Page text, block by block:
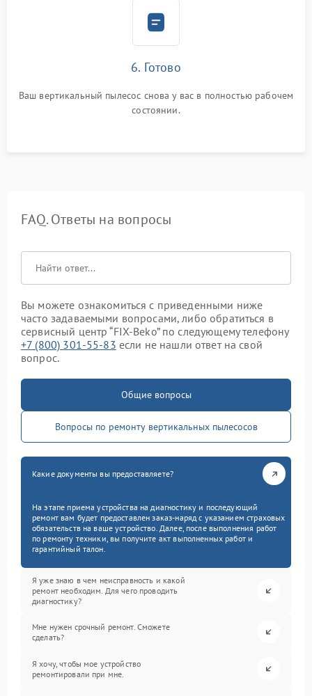
6. Готово
Ваш вертикальный пылесос снова у вас в полностью рабочем
состоянии.
FAQ. Ответы на вопросы
Вы можете ознакомиться с приведенными ниже
часто задаваемыми вопросами, либо обратиться в
сервисный центр “FIX-Beko” по следующему телефону
+7 (800) 301-55-83 если не нашли ответ на свой
вопрос.
Общие вопросы
Вопросы по ремонту вертикальных пылесосов
Какие документы вы предоставляете?
На этапе приема устройства на диагностику и последующий
ремонт вам будет предоставлен заказ-наряд с указанием страховых
обязательств на ваше устройство. Далее, после выполнения работ
по ремонту техники, вы получите акт выполненных работ и
гарантийный талон.
Я уже знаю в чем неисправность и какой
ремонт необходим. Для чего проводить
диагностику?
Мне нужен срочный ремонт. Сможете
сделать?
Я хочу, чтобы мое устройство
ремонтировали при мне.